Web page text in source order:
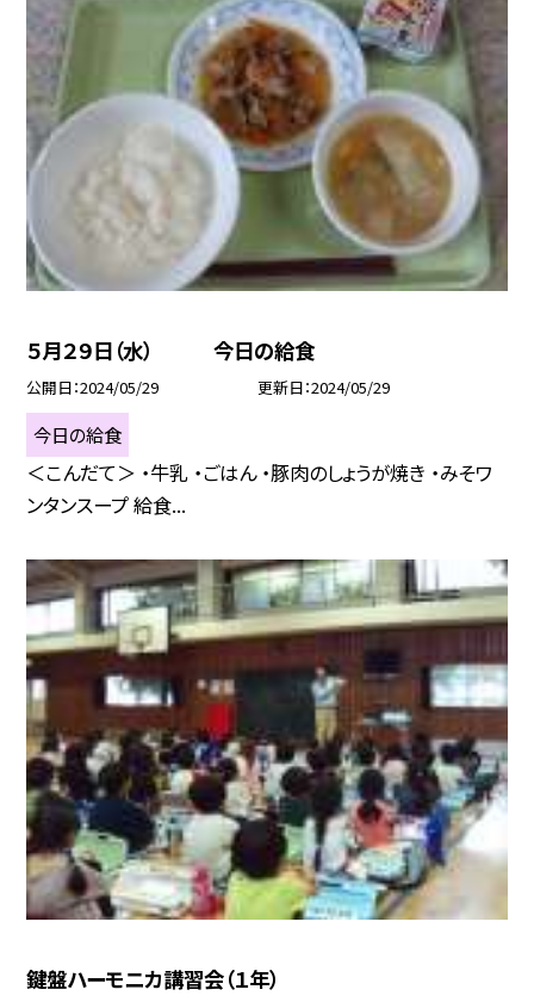
５月２９日（水） 今日の給食
公開日 2024/05/29 更新日 2024/05/29
今日の給食
＜こんだて＞ ・牛乳 ・ごはん ・豚肉のしょうが焼き ・みそワ
ンタンスープ 給食...
鍵盤ハーモニカ講習会（１年）